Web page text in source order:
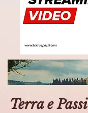
Terra e Passi